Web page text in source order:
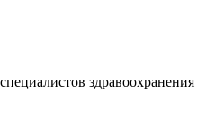
здравоохранения